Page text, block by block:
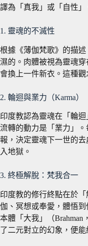
譯為「真我」或「自性」
1. 靈魂的不滅性
根據《薄伽梵歌》的描
濕的。肉體被視為靈魂
會換上一件新衣。這種
2. 輪迴與業力（Karma）
印度教認為靈魂在「輪迴
流轉的動力是「業力」
報，決定靈魂下一世的
入地獄。
3. 終極解脫：梵我合一
印度教的修行終點在於
伽、冥想或奉愛，體悟
本體「大我」（
了二元對立的幻象，便